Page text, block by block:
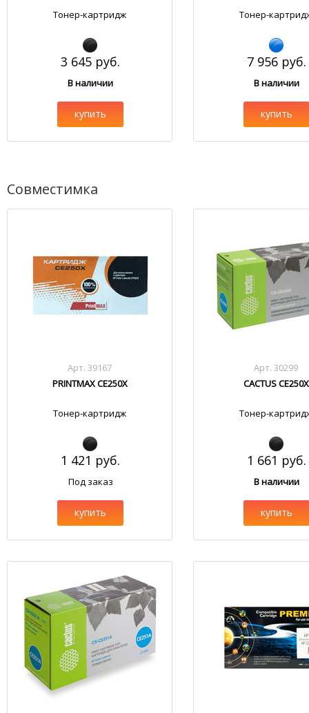
Тонер-картридж
3 645 руб.
В наличии
купить
Тонер-
7 956 руб.
В наличии
купить
Совместимка
Арт. 39167
PRINTMAX CE250X
Тонер-картридж
1 421 руб.
Под заказ
купить
Арт. 30299
CACTUS CE250X
Тонер-
1 661 руб.
В наличии
купить